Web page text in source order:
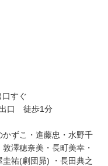
口すぐ
出口 徒歩1分
かずこ・進藤忠・水野千
澤穂奈美・長町美幸・
祐(劇団昴) ・長田典之